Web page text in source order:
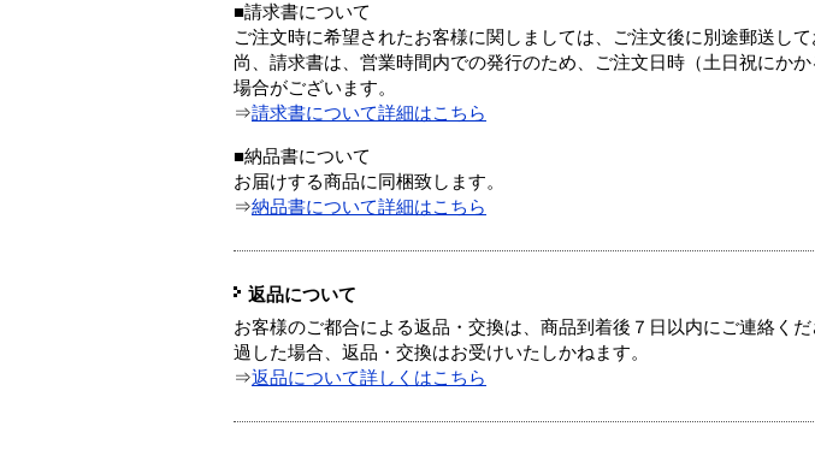
■請求書について
ご注文時に希望されたお客様に関しましては、ご注文後に別途郵送して
尚、請求書は、営業時間内での発行のため、ご注文日時（土日祝にか
場合がございます。
⇒請求書について詳細はこちら
■納品書について
お届けする商品に同梱致します。
⇒納品書について詳細はこちら
返品について
お客様のご都合による返品・交換は、商品到着後７日以内にご連絡く
過した場合、返品・交換はお受けいたしかねます。
⇒返品について詳しくはこちら